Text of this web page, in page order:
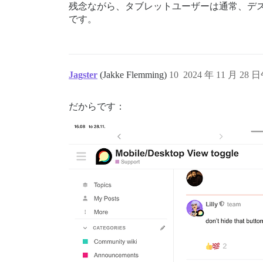
残念ながら、タブレットユーザーは通常、デ
です。
Jagster (Jakke Flemming) 2024 年 11 月 28
10
だからです：